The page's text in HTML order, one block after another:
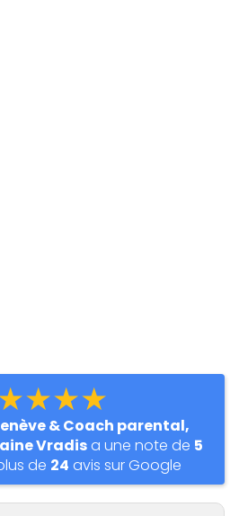
& Coach parental,
Vradisa une note de 5
de 24 avis sur Google